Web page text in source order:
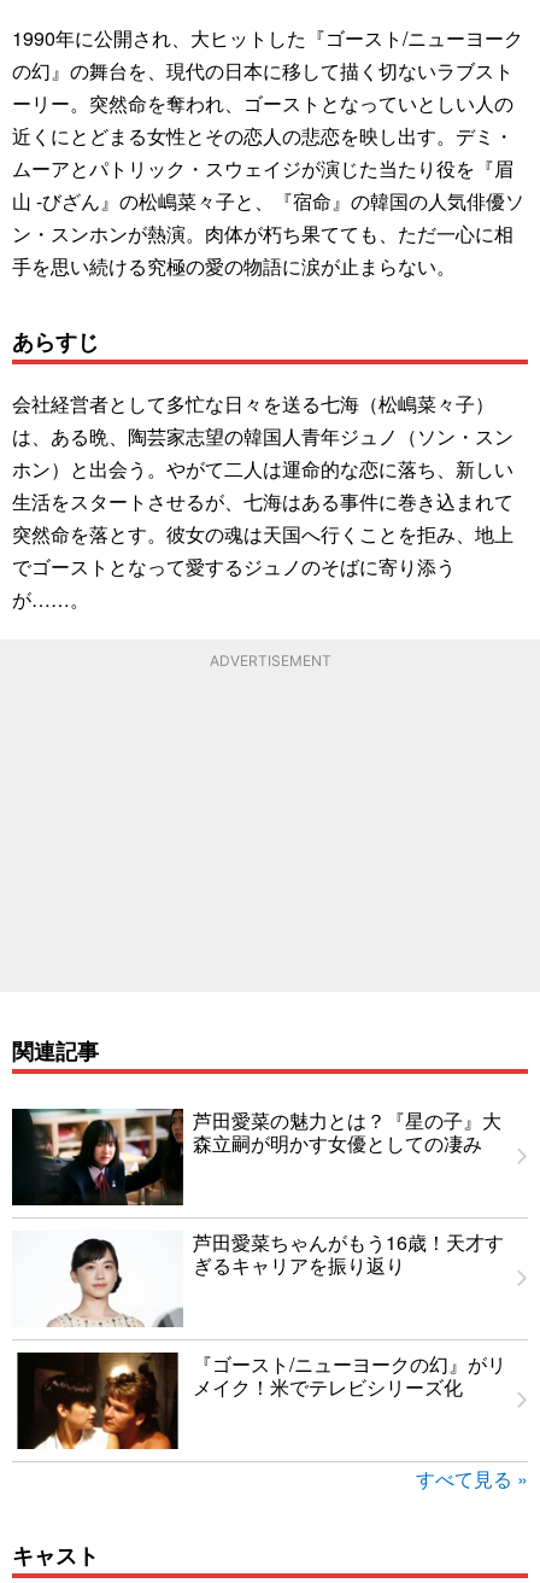
1990年に公開され、大ヒットした『ゴースト/ニューヨーク
の幻』の舞台を、現代の日本に移して描く切ないラブスト
ーリー。突然命を奪われ、ゴーストとなっていとしい人の
近くにとどまる女性とその恋人の悲恋を映し出す。デミ・
ムーアとパトリック・スウェイジが演じた当たり役を『眉
山 -びざん』の松嶋菜々子と、『宿命』の韓国の人気俳優ソ
ン・スンホンが熱演。肉体が朽ち果てても、ただ一心に相
手を思い続ける究極の愛の物語に涙が止まらない。
あらすじ
会社経営者として多忙な日々を送る七海（松嶋菜々子）
は、ある晩、陶芸家志望の韓国人青年ジュノ（ソン・スン
ホン）と出会う。やがて二人は運命的な恋に落ち、新しい
生活をスタートさせるが、七海はある事件に巻き込まれて
突然命を落とす。彼女の魂は天国へ行くことを拒み、地上
でゴーストとなって愛するジュノのそばに寄り添う
が……。
ADVERTISEMENT
関連記事
芦田愛菜の魅力とは？『星の子』大
森立嗣が明かす女優としての凄み
芦田愛菜ちゃんがもう16歳！天才す
ぎるキャリアを振り返り
『ゴースト/ニューヨークの幻』がリ
メイク！米でテレビシリーズ化
すべて見る »
キャスト